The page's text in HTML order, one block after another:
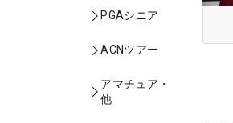
PGAシニア
ACNツアー
アマチュア・
他